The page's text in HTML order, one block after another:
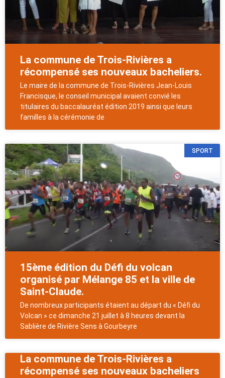
La commune de Trois-Rivières a
récompensé ses nouveaux bacheliers.
Le maire de la commune de Trois-Rivières Jean-Louis
Francisque, le conseil municipal avaient convié les
titulaires du baccalauréat édition 2019 ainsi que leurs
familles à la cérémonie de
SPORT
15ème édition du Défi du volcan
organisé par Mélange 85 et la ville de
Saint-Claude.
De nombreux participants étaient au départ du « Défi du
Volcan » ce dimanche 21 juillet à 8 heures devant la
Sablière de Rivière Sens à Gourbeyre
La commune de Trois-Rivières a
récompensé ses nouveaux bacheliers